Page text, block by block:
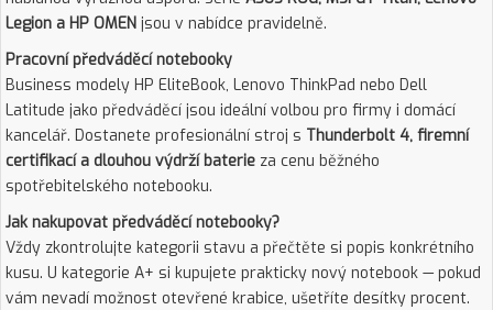
Legion a HP OMEN jsou v nabídce pravidelně.
Pracovní předváděcí notebooky
Business modely HP EliteBook, Lenovo ThinkPad nebo Dell
Latitude jako předváděcí jsou ideální volbou pro firmy i domácí
kancelář. Dostanete profesionální stroj s Thunderbolt 4, firemní
certifikací a dlouhou výdrží baterie za cenu běžného
spotřebitelského notebooku.
Jak nakupovat předváděcí notebooky?
Vždy zkontrolujte kategorii stavu a přečtěte si popis konkrétního
kusu. U kategorie A+ si kupujete prakticky nový notebook — pokud
vám nevadí možnost otevřené krabice, ušetříte desítky procent.